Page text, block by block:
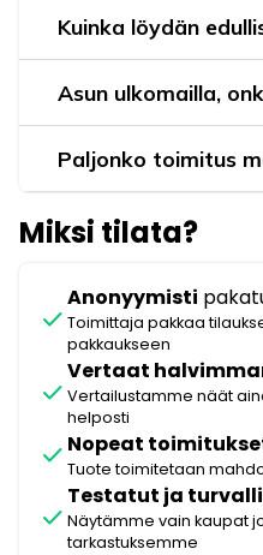
Kuinka löydän
Asun ulkomailla,
Paljonko toimitus
Miksi tilata?
check
Anonyymisti
Toimittaja pakkaa
pakkaukseen
check
Vertaat
Vertailustamme näät
helposti
check Nopeat
Tuote toimitetaan
check
Testatut ja
Näytämme vain kaupat
tarkastuksemme